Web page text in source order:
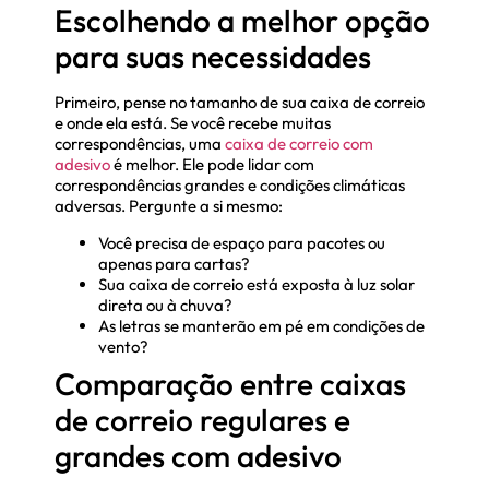
Escolhendo a melhor opção
para suas necessidades
Primeiro, pense no tamanho de sua caixa de correio
e onde ela está. Se você recebe muitas
correspondências, uma caixa de correio com
adesivoé melhor. Ele pode lidar com
correspondências grandes e condições climáticas
adversas. Pergunte a si mesmo:
Você precisa de espaço para pacotes ou
apenas para cartas?
Sua caixa de correio está exposta à luz solar
direta ou à chuva?
As letras se manterão em pé em condições de
vento?
Comparação entre caixas
de correio regulares e
grandes com adesivo